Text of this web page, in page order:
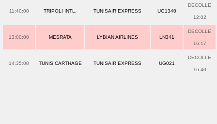
11:40:00 TRIPOLI INTL. TUNISAIR EXPRESS UG1340
DECOLLE
12:02
13:00:00 MESRATA LYBIAN AIRLINES LN341
DECOLLE
16:17
14:35:00 TUNIS CARTHAGE TUNISAIR EXPRESS UG021
DECOLLE
16:40